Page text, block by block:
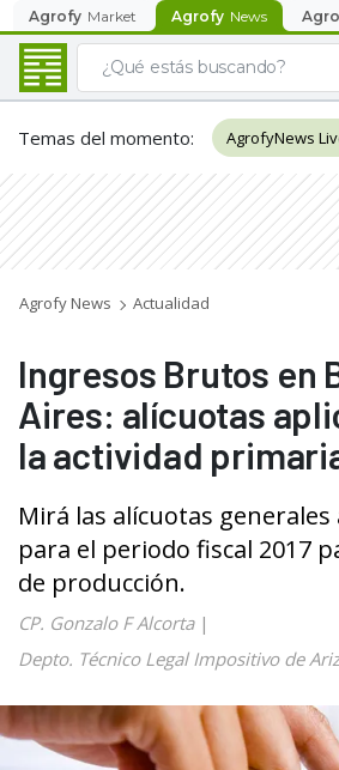
Agrofy Market Agrofy News
Temas del momento: AgrofyNews
Agrofy News Actualidad
Ingresos Brutos en
Aires: alícuotas
la actividad
Mirá las alícuotas
para el periodo fiscal 2017
de producción.
CP. Gonzalo F Alcorta|
Depto. Técnico Legal Impositivo de